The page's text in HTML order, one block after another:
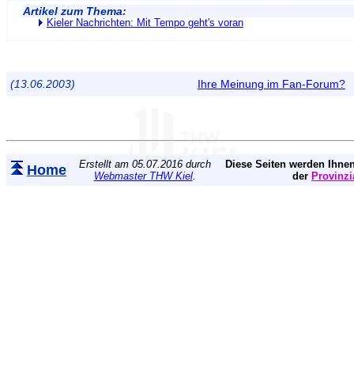
Artikel zum Thema:
Kieler Nachrichten: Mit Tempo geht's voran
(13.06.2003) Ihre Meinung im Fan-Forum?
Home
Erstellt am 05.07.2016 durch
Webmaster THW Kiel.
Diese Seiten werden
der